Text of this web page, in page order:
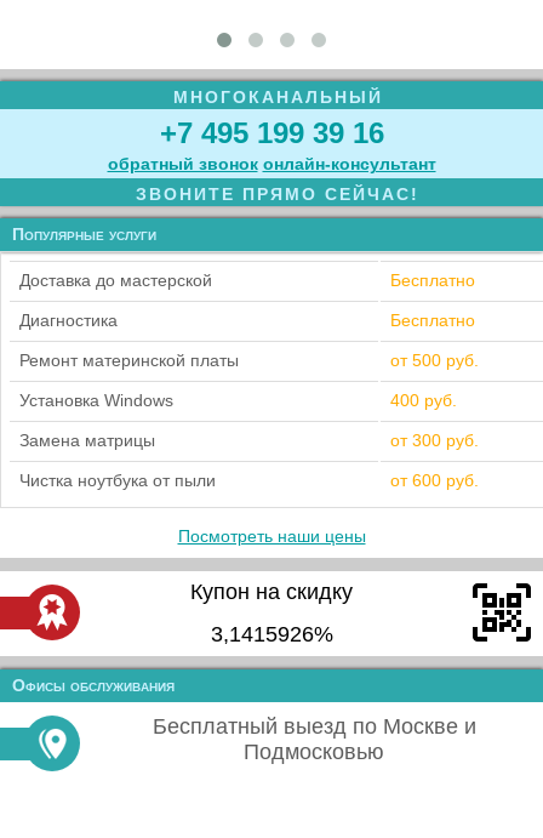
МНОГОКАНАЛЬНЫЙ
+7 495 199 39 16
обратный звонок онлайн‑консультант
ЗВОНИТЕ ПРЯМО СЕЙЧАС!
Популярные услуги
Доставка до мастерской Бесплатно
Диагностика Бесплатно
Ремонт материнской платы от 500 руб.
Установка Windows 400 руб.
Замена матрицы от 300 руб.
Чистка ноутбука от пыли от 600 руб.
Посмотреть наши цены
Купон на скидку
3,1415926%
Офисы обслуживания
Бесплатный выезд по Москве и
Подмосковью